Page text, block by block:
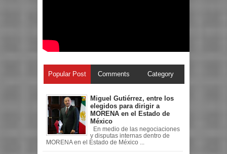
Popular Post Comments Category
Miguel Gutiérrez, entre los
elegidos para dirigir a
MORENA en el Estado de
México
En medio de las negociaciones
y disputas internas dentro de
MORENA en el Estado de México ...